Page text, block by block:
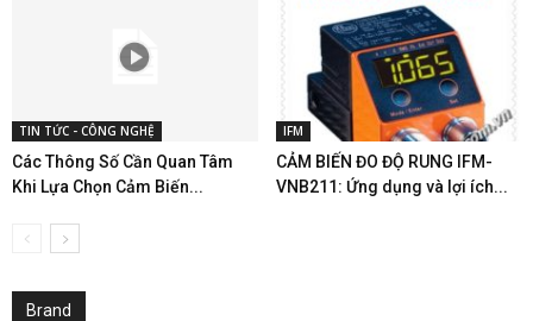
TIN TỨC - CÔNG NGHỆ
Các Thông Số Cần Quan Tâm
Khi Lựa Chọn Cảm Biến...
IFM
CẢM BIẾN ĐO ĐỘ RUNG IFM-
VNB211: Ứng dụng và lợi ích...
Brand